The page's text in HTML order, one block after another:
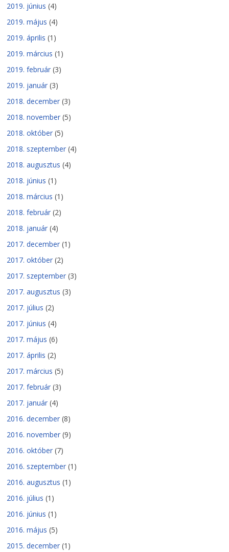
2019. június (4)
2019. május (4)
2019. április (1)
2019. március (1)
2019. február (3)
2019. január (3)
2018. december (3)
2018. november (5)
2018. október (5)
2018. szeptember (4)
2018. augusztus (4)
2018. június (1)
2018. március (1)
2018. február (2)
2018. január (4)
2017. december (1)
2017. október (2)
2017. szeptember (3)
2017. augusztus (3)
2017. július (2)
2017. június (4)
2017. május (6)
2017. április (2)
2017. március (5)
2017. február (3)
2017. január (4)
2016. december (8)
2016. november (9)
2016. október (7)
2016. szeptember (1)
2016. augusztus (1)
2016. július (1)
2016. június (1)
2016. május (5)
2015. december (1)